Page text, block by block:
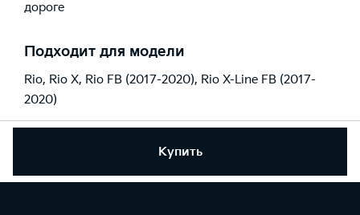
Купить
дороге
Подходит для модели
Rio, Rio X, Rio FB (2017-2020), Rio X-Line FB (2017-
2020)